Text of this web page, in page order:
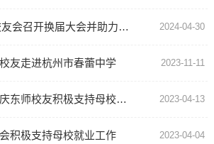
东北师范大学天津校友会召开换届大会并助力母校招生工作 2024-04-30
友走进杭州市春蕾中学 2023-11-11
地方校友 | 上海、重庆东师校友积极支持母校就业工作 2023-04-13
积极支持母校就业工作 2023-04-04